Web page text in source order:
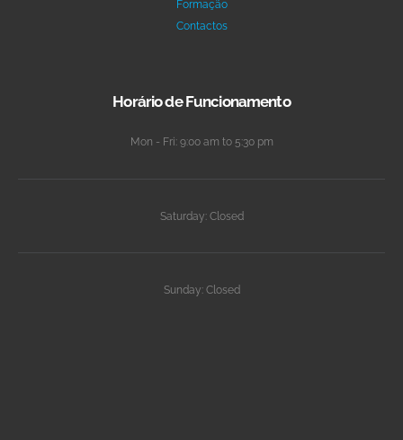
Formação
Contactos
Horário de Funcionamento
Mon - Fri: 9:00 am to 5:30 pm
Saturday: Closed
Sunday: Closed